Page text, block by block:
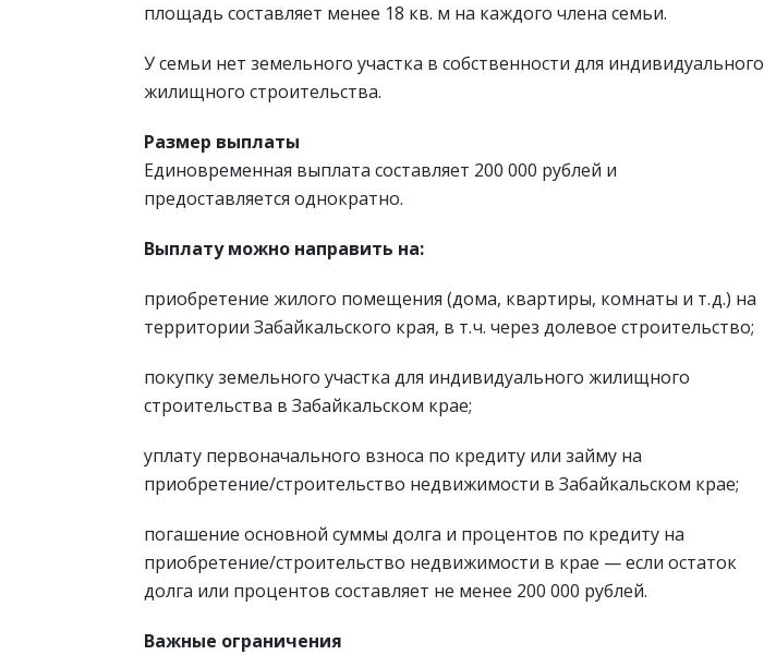
площадь составляет менее 18 кв. м на каждого члена семьи.
У семьи нет земельного участка в собственности для индивидуального
жилищного строительства.
Размер выплаты
Единовременная выплата составляет 200 000 рублей и
предоставляется однократно.
Выплату можно направить на:
приобретение жилого помещения (дома, квартиры, комнаты и т. д.) на
территории Забайкальского края, в т. ч. через долевое строительство;
покупку земельного участка для индивидуального жилищного
строительства в Забайкальском крае;
уплату первоначального взноса по кредиту или займу на
приобретение/строительство недвижимости в Забайкальском крае;
погашение основной суммы долга и процентов по кредиту на
приобретение/строительство недвижимости в крае — если остаток
долга или процентов составляет не менее 200 000 рублей.
Важные ограничения